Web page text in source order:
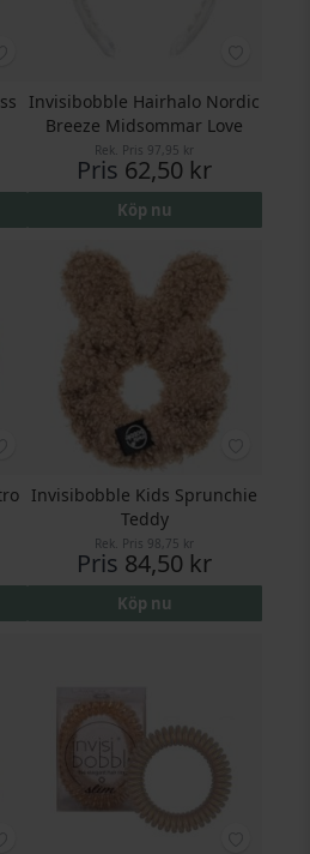
Invisibobble Hairhalo Nordic
Breeze Midsommar Love
Rek. Pris 97,95 kr
Pris 62,50 kr
Köp nu
Invisibobble Kids Sprunchie
Teddy
Rek. Pris 98,75 kr
Pris 84,50 kr
Köp nu